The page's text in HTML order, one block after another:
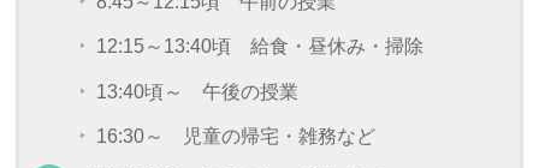
12:15～13:40頃 給食・昼休み・掃除
13:40頃～ 午後の授業
16:30～ 児童の帰宅・雑務など